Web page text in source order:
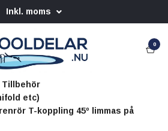
Inkl. moms
0
Tillbehör
etc)
T-koppling 45º limmas på